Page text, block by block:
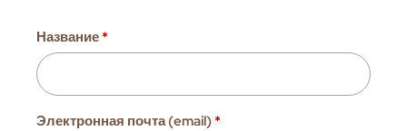
Название*
Электронная почта (email)*